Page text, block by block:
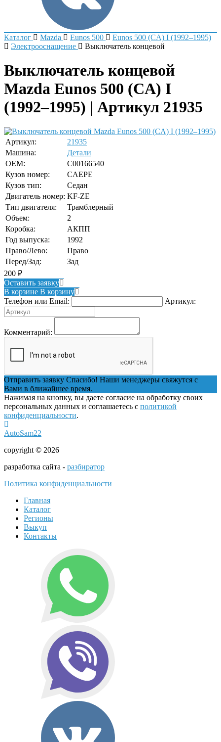
Каталог Mazda Eunos 500
Eunos 500 (CA) I (1992–1995)
Электрооснащение
Выключатель концевой
Выключатель концевой
Mazda Eunos 500 (CA) I
(1992–1995) | Артикул 21935
Артикул:
21935
Машина:
Детали
OEM:
C00166540
Кузов номер:
CAEPE
Кузов тип:
Седан
Двигатель номер: KF-ZE
Тип двигателя:
Трамблерный
Объем:
2
Коробка:
АКПП
Год выпуска:
1992
Право/Лево:
Право
Перед/Зад:
Зад
200 ₽
Оставить заявку
В корзине В корзину
Телефон или Email:
Артикул:
Комментарий:
Отправить заявку Спасибо! Наши менеджеры свяжутся с
Вами в ближайшее время.
Нажимая на кнопку, вы даете согласие на обработку своих
персональных данных и соглашаетесь с политикой
конфиденциальности.
AutoSam22
copyright © 2026
разработка сайта - разбиратор
Политика конфиденциальности
Главная
Каталог
Регионы
Выкуп
Контакты